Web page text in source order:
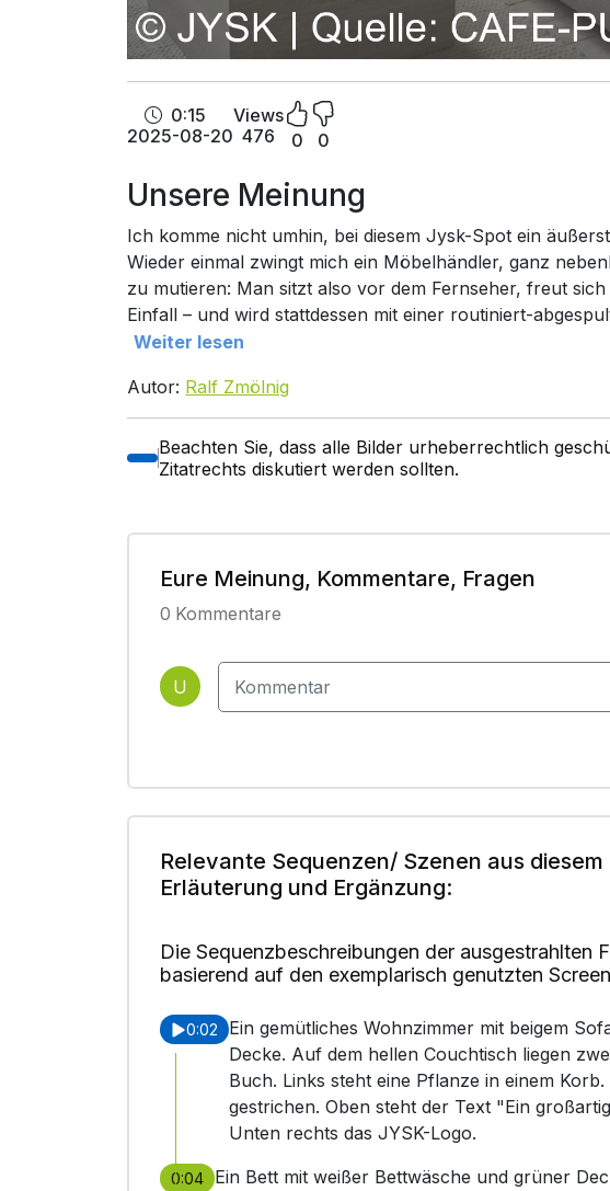
0:15
2025-08-20
Views
476
0 0
Unsere Meinung
Ich komme nicht umhin, bei diesem Jysk-Spot ein
Wieder einmal zwingt mich ein Möbelhändler, ganz
zu mutieren: Man sitzt also vor dem Fernseher, freut
Einfall – und wird stattdessen mit einer routiniert-
Weiter lesen
Autor: Ralf Zmölnig
Beachten Sie, dass alle Bilder urheberrechtlich
Zitatrechts diskutiert werden sollten.
Eure Meinung, Kommentare, Fragen
0 Kommentare
U
Relevante Sequenzen/ Szenen aus
Erläuterung und Ergänzung:
Die Sequenzbeschreibungen der ausgestrahlten
basierend auf den exemplarisch genutzten
0:02
Ein gemütliches Wohnzimmer mit beigem
Decke. Auf dem hellen Couchtisch liegen
Buch. Links steht eine Pflanze in einem
gestrichen. Oben steht der Text "Ein
Unten rechts das JYSK-Logo.
0:04
Ein Bett mit weißer Bettwäsche und grüner